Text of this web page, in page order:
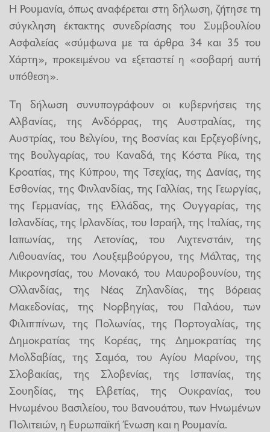
Η Ρουμανία, όπως αναφέρεται στη δήλωση, ζήτησε τη
σύγκληση έκτακτης συνεδρίασης του Συμβουλίου
Ασφαλείας «σύμφωνα με τα άρθρα 34 και 35 του
Χάρτη», προκειμένου να εξεταστεί η «σοβαρή αυτή
υπόθεση».
Τη δήλωση συνυπογράφουν οι κυβερνήσεις της
Αλβανίας, της Ανδόρρας, της Αυστραλίας, της
Αυστρίας, του Βελγίου, της Βοσνίας και Ερζεγοβίνης,
της Βουλγαρίας, του Καναδά, της Κόστα Ρίκα, της
Κροατίας, της Κύπρου, της Τσεχίας, της Δανίας, της
Εσθονίας, της Φινλανδίας, της Γαλλίας, της Γεωργίας,
της Γερμανίας, της Ελλάδας, της Ουγγαρίας, της
Ισλανδίας, της Ιρλανδίας, του Ισραήλ, της Ιταλίας, της
Ιαπωνίας, της Λετονίας, του Λιχτενστάιν, της
Λιθουανίας, του Λουξεμβούργου, της Μάλτας, της
Μικρονησίας, του Μονακό, του Μαυροβουνίου, της
Ολλανδίας, της Νέας Ζηλανδίας, της Βόρειας
Μακεδονίας, της Νορβηγίας, του Παλάου, των
Φιλιππίνων, της Πολωνίας, της Πορτογαλίας, της
Δημοκρατίας της Κορέας, της Δημοκρατίας της
Μολδαβίας, της Σαμόα, του Αγίου Μαρίνου, της
Σλοβακίας, της Σλοβενίας, της Ισπανίας, της
Σουηδίας, της Ελβετίας, της Ουκρανίας, του
Ηνωμένου Βασιλείου, του Βανουάτου, των Ηνωμένων
Πολιτειών, η Ευρωπαϊκή Ένωση και η Ρουμανία.